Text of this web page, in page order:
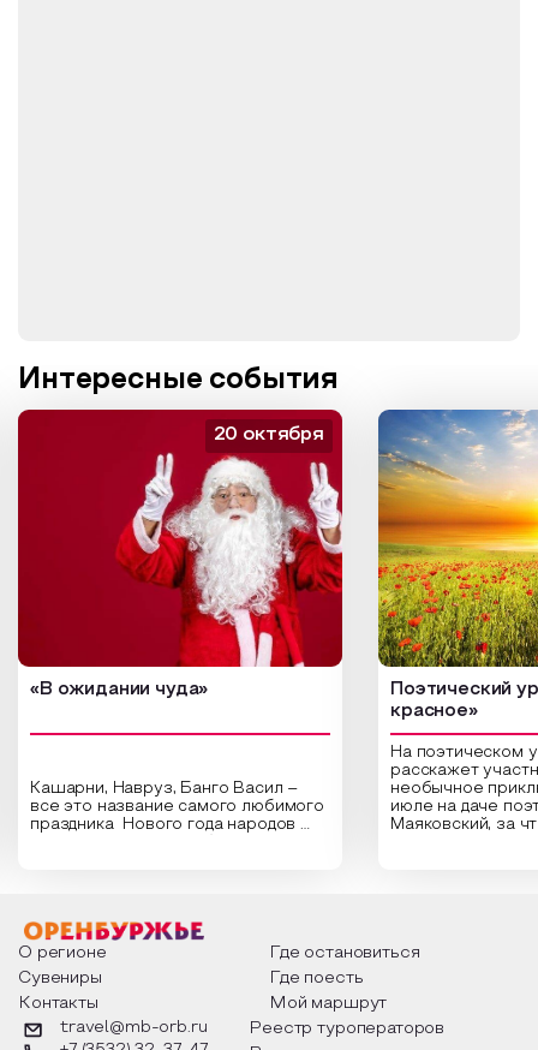
Интересные события
«В ожидании чуда»
Кашарни, Навруз, Банго Васил –
все это название самого любимого
праздника Нового года народов
о том, как встречают новый год в
разных уголках страны, какие
обряды совершают на удачу и
благополучие, в чем схожи и
различаются традиции. Кто такой
Дед Мороз и откуда он пришел, как
его называют в разных уголках
20 октября
Поэтический
красное»
На поэтическом
расскажет
необычное
июле на даче
Маяковский, за
Твардовского и
каждой строчке
восхищение
О регионе
Где остановиться
Сувениры
Где поесть
Контакты
Мой маршрут
travel@mb-orb.ru
Реестр туроператоров